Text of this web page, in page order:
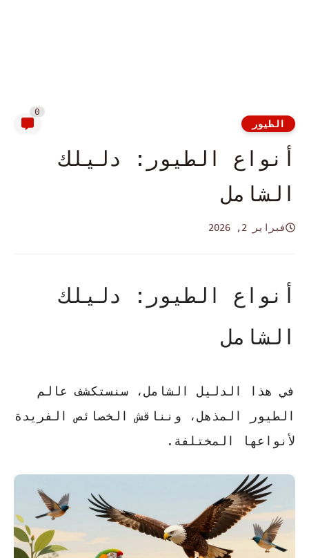
الطيور
0
أنواع الطيور: دليلك
الشامل
فبراير 2, 2026
أنواع الطيور: دليلك
الشامل
في هذا الدليل الشامل، سنستكشف عالم
الطيور المذهل، ونناقش
الخصائص الفريدة
لأنواعها المختلفة.